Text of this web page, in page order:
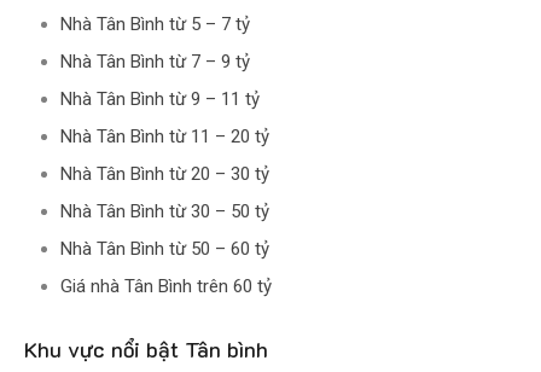
Nhà Tân Bình từ 5 – 7 tỷ
Nhà Tân Bình từ 7 – 9 tỷ
Nhà Tân Bình từ 9 – 11 tỷ
Nhà Tân Bình từ 11 – 20 tỷ
Nhà Tân Bình từ 20 – 30 tỷ
Nhà Tân Bình từ 30 – 50 tỷ
Nhà Tân Bình từ 50 – 60 tỷ
Giá nhà Tân Bình trên 60 tỷ
Khu vực nổi bật Tân bình